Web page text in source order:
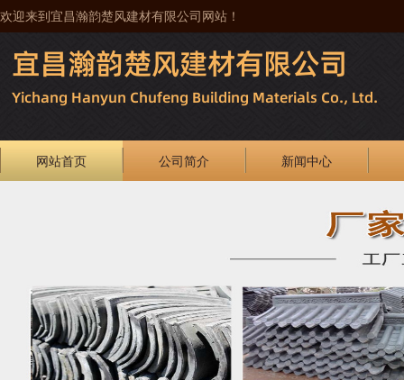
欢迎来到宜昌瀚韵楚风建材有限公司网站！
网站首页 公司简介 新闻中心